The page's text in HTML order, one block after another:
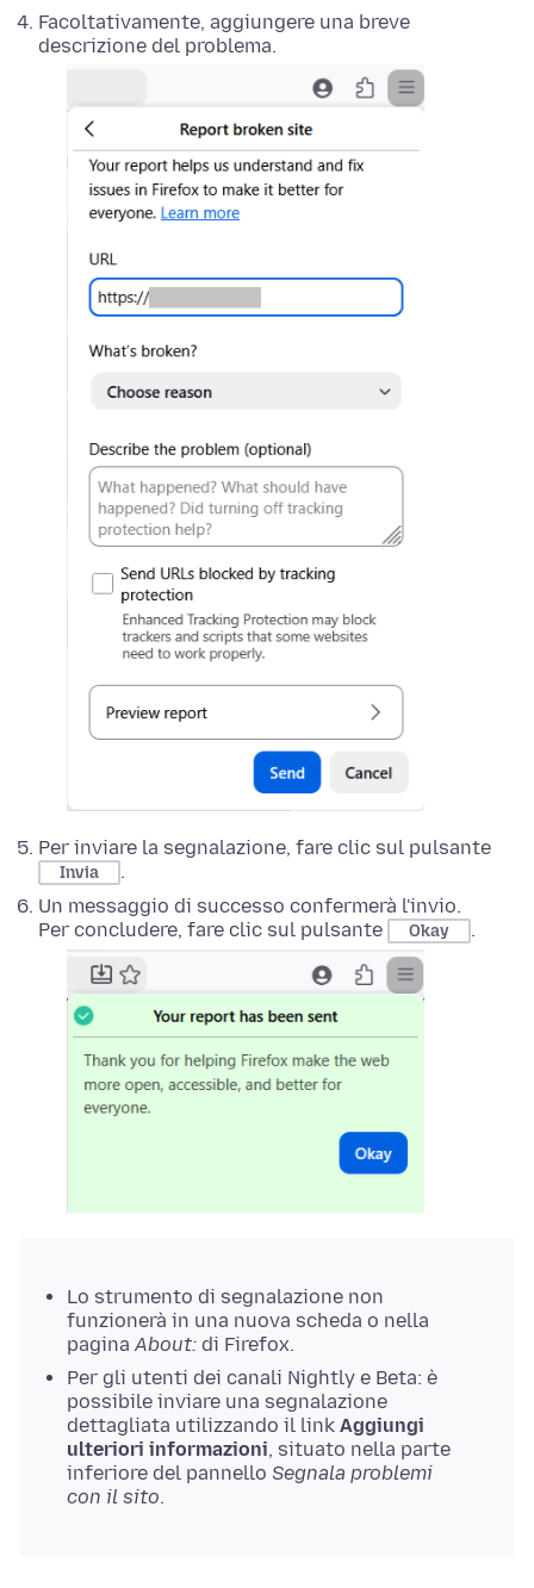
Facoltativamente, aggiungere una breve
descrizione del problema.
Per inviare la segnalazione, fare clic sul pulsante
Invia
.
Un messaggio di successo confermerà l'invio.
Per concludere, fare clic sul pulsante
Okay .
Lo strumento di segnalazione non
funzionerà in una nuova scheda o nella
pagina About: di Firefox.
Per gli utenti dei canali Nightly e Beta: è
possibile inviare una segnalazione
dettagliata utilizzando il link Aggiungi
ulteriori informazioni, situato nella parte
inferiore del pannello Segnala problemi
con il sito.